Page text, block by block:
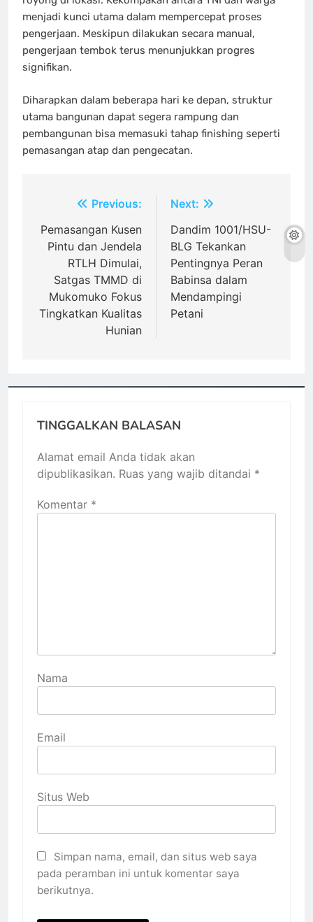
menjadi kunci utama dalam mempercepat proses
pengerjaan. Meskipun dilakukan secara manual,
pengerjaan tembok terus menunjukkan progres
signifikan.
Diharapkan dalam beberapa hari ke depan, struktur
utama bangunan dapat segera rampung dan
pembangunan bisa memasuki tahap finishing seperti
pemasangan atap dan pengecatan.
Navigasi
pos
Previous:
Pemasangan Kusen
Pintu dan Jendela
RTLH Dimulai,
Satgas TMMD di
Mukomuko Fokus
Tingkatkan Kualitas
Hunian
Next:
Dandim 1001/HSU-
BLG Tekankan
Pentingnya Peran
Babinsa dalam
Mendampingi
Petani
TINGGALKAN BALASAN
Alamat email Anda tidak akan
dipublikasikan. Ruas yang wajib ditandai *
Komentar *
Nama
Email
Situs Web
Simpan nama, email, dan situs web saya
pada peramban ini untuk komentar saya
berikutnya.